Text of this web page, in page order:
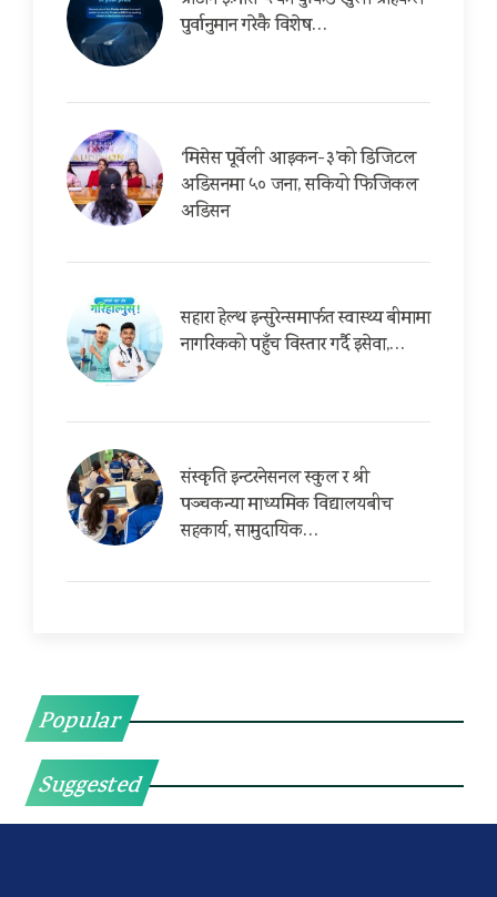
पुर्वानुमान गरेकै विशेष…
‘मिसेस पूर्वेली आइकन-३’को डिजिटल
अडिसनमा ५० जना, सकियो फिजिकल
अडिसन
सहारा हेल्थ इन्सुरेन्समार्फत स्वास्थ्य बीमामा
नागरिकको पहुँच विस्तार गर्दै इसेवा,…
संस्कृति इन्टरनेसनल स्कुल र श्री
पञ्चकन्या माध्यमिक विद्यालयबीच
सहकार्य, सामुदायिक…
Popular
Suggested